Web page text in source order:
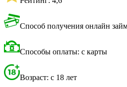
Способ получения онлайн
Способы оплаты: с карты
Возраст: с 18 лет